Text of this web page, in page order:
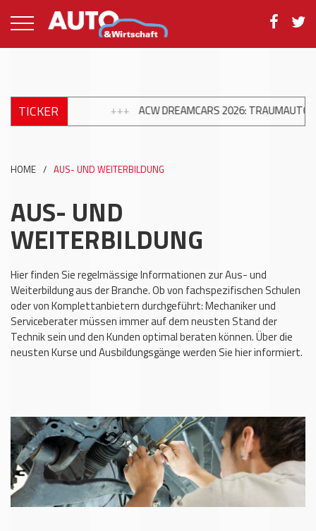
TICKER ACW DREAMCARS 2026: TRAUMAUTOS,
HOME / AUS- UND WEITERBILDUNG
AUS- UND
WEITERBILDUNG
Hier finden Sie regelmässige Informationen zur Aus- und
Weiterbildung aus der Branche. Ob von fachspezifischen Schulen
oder von Komplettanbietern durchgeführt: Mechaniker und
Serviceberater müssen immer auf dem neusten Stand der
Technik sein und den Kunden optimal beraten können. Über die
neusten Kurse und Ausbildungsgänge werden Sie hier informiert.